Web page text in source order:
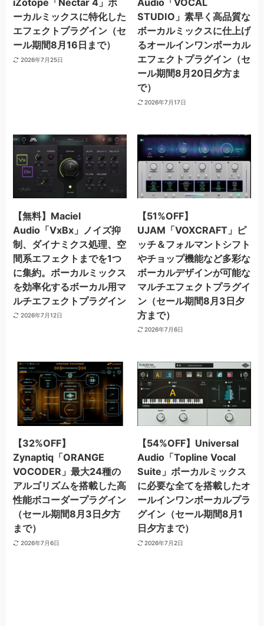
iZotope「Nectar 4」ボ
ーカルミックスに特化した
エフェクトプラグイン（セ
ール期間8月16日まで）
2026年7月25日
Audio「VOCAL
STUDIO」素早く高品質な
ボーカルミックスに仕上げ
るオールインワンボーカル
エフェクトプラグイン（セ
ール期間8月20日夕方ま
で）
2026年7月17日
【無料】Maciel
Audio「VxBx」ノイズ抑
制、ダイナミクス処理、空
間系エフェクトまでを1つ
に集約。ボーカルミックス
を効率化するボーカル用マ
ルチエフェクトプラグイン
2026年7月12日
【51%OFF】
UJAM「VOXCRAFT」ピ
ッチ＆フォルマントシフト
やチョップ機能など多彩な
ボーカルデザインが可能な
マルチエフェクトプラグイ
ン（セール期間8月3日夕
方まで）
2026年7月6日
【32%OFF】
Zynaptiq「ORANGE
VOCODER」最大24種の
アルゴリズムを搭載した高
性能ボコーダープラグイン
（セール期間8月3日夕方
まで）
2026年7月6日
【54%OFF】Universal
Audio「Topline Vocal
Suite」ボーカルミックス
に必要な全てを搭載したオ
ールインワンボーカルプラ
グイン（セール期間8月1
日夕方まで）
2026年7月2日